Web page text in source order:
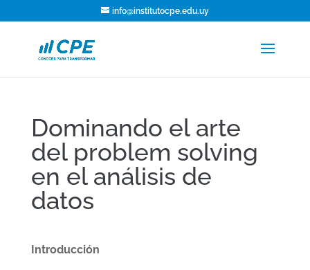
info@institutocpe.edu.uy
Dominando el arte
del problem solving
en el análisis de
datos
Introducción